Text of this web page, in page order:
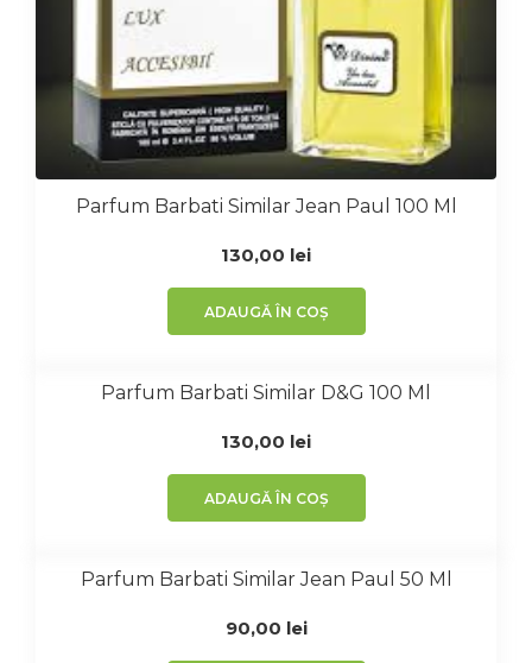
Parfum Barbati Similar Jean Paul 100 Ml
130,00 lei
ADAUGĂ ÎN COȘ
Parfum Barbati Similar D&G 100 Ml
130,00 lei
ADAUGĂ ÎN COȘ
Parfum Barbati Similar Jean Paul 50 Ml
90,00 lei